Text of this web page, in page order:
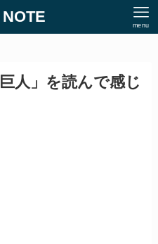
menu
人」を読んで感じ